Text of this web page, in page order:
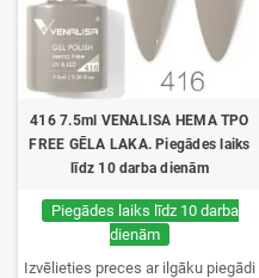
416 7.5ml VENALISA HEMA TPO
FREE GĒLA LAKA. Piegādes laiks
līdz 10 darba dienām
Piegādes laiks līdz 10 darba
dienām
Izvēlieties preces ar ilgāku piegādi